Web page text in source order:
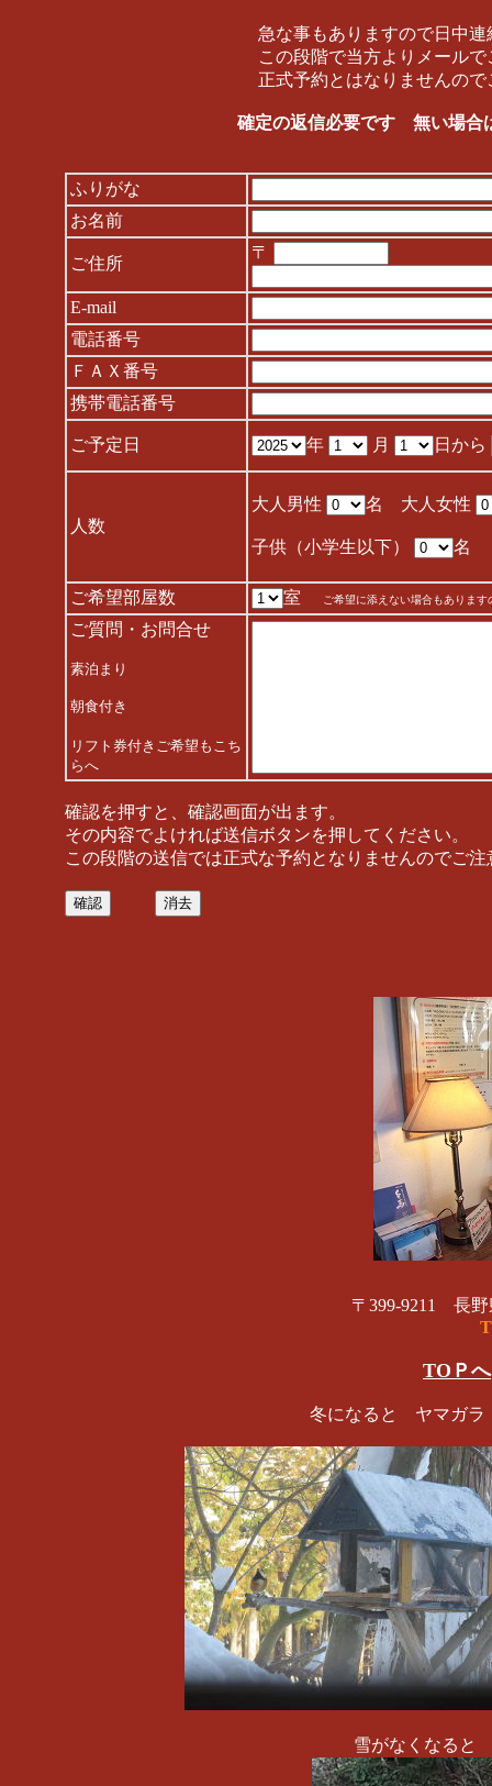
急な事もありますので日中連絡が可能
この段階で当方よりメールでご連絡
正式予約とはなりませんのでご注
確定の返信必要です 無い場合は正式
ふりがな
お名前
ご住所
〒
E-mail
電話番号
ＦＡＸ番号
携帯電話番号
ご予定日 年 月 日から
人数
大人男性 名 大人女性
子供（小学生以下） 名
ご希望部屋数 室 ご希望に添えない場合もありま
ご質問・お問合せ
素泊まり
朝食付き
リフト券付きご希望もこち
らへ
確認を押すと、確認画面が出ます。
その内容でよければ送信ボタンを押してください。
この段階の送信では正式な予約となりませんのでご注
〒399-9211 長
TOＰへ
冬になると ヤマガ
雪がなくなると